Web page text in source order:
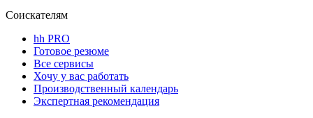
Соискателям
hh PRO
Готовое резюме
Все сервисы
Хочу у вас работать
Производственный календарь
Экспертная рекомендация